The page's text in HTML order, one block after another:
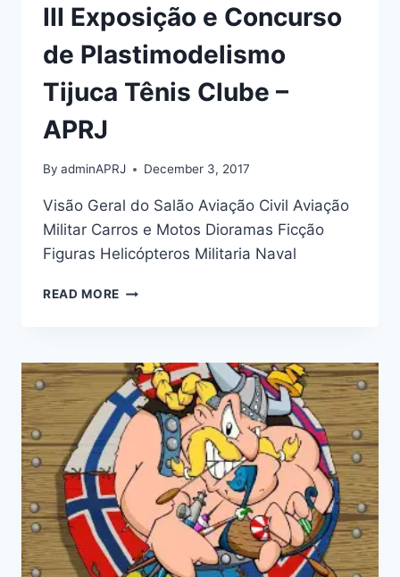
III Exposição e Concurso
de Plastimodelismo
Tijuca Tênis Clube –
APRJ
By adminAPRJ December 3, 2017
Visão Geral do Salão Aviação Civil Aviação
Militar Carros e Motos Dioramas Ficção
Figuras Helicópteros Militaria Naval
READ MORE III
DE
PLASTIMODELISMO
TIJUCA
TÊNIS
CLUBE
APRJ